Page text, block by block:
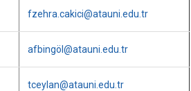
fzehra.cakici@atauni.edu.tr
afbingöl@atauni.edu.tr
tceylan@atauni.edu.tr